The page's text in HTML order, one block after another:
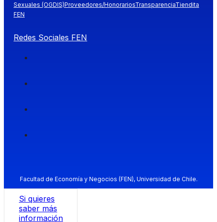
Sexuales (OGDIS)Proveedores/HonorariosTransparenciaTiendita
FEN
Redes Sociales FEN
Facultad de Economía y Negocios (FEN), Universidad de Chile.
Si quieres
saber más
información